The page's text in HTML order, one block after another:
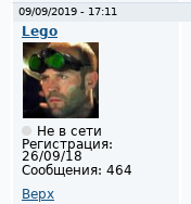
09/09/2019 - 17:11
Lego
Не в сети
Регистрация:
26/09/18
Сообщения: 464
Верх